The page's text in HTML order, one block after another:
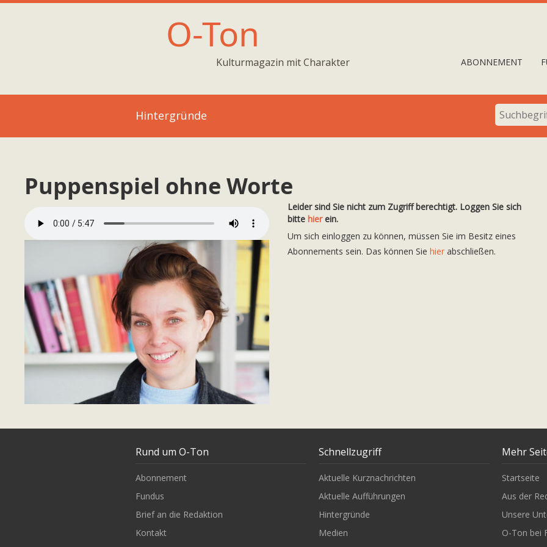
O-Ton
Kulturmagazin mit Charakter ABONNEMENT
Hintergründe
Puppenspiel ohne Worte
Leider sind Sie nicht zum Zugriff berechtigt. Loggen Sie sich
bittehierein.
Um sich einloggen zu können, müssen Sie im Besitz eines
Abonnements sein. Das können Siehier abschließen.
Rund um O-Ton
Abonnement
Fundus
Brief an die Redaktion
Kontakt
Schnellzugriff
Aktuelle Kurznachrichten
Aktuelle Aufführungen
Hintergründe
Medien
Mehr
Startseite
Aus der
Unsere
O-Ton bei